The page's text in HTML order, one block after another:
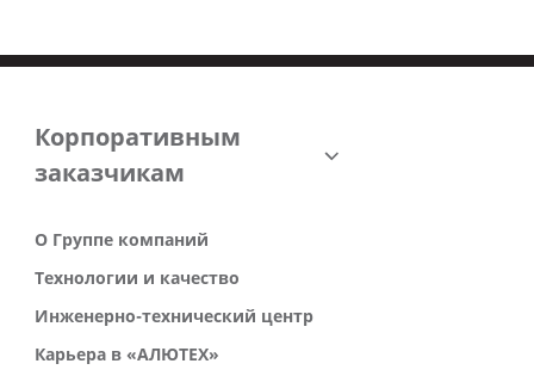
Корпоративным
заказчикам
О Группе компаний
Технологии и качество
Инженерно-технический центр
Карьера в «АЛЮТЕХ»